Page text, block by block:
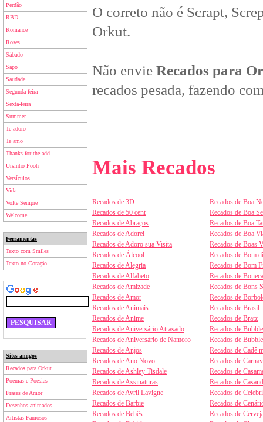
Perdão
RBD
Romance
Roses
Sábado
Sapo
Saudade
Segunda-feira
Sexta-feira
Summer
Te adoro
Te amo
Thanks for the add
Ursinho Pooh
Versículos
Vida
Volte Sempre
Welcome
Ferramentas
Texto com Smiles
Texto no Coração
Sites amigos
Recados para Orkut
Poemas e Poesias
Frases de Amor
Desenhos animados
Artistas Famosos
O correto não é Scrapt,
Orkut.
Não envie Recados para
recados pesada, fazendo
Mais Recados
Recados de 3D
Recados de 50 cent
Recados de Abraços
Recados de Adorei
Recados de Adoro sua Visita
Recados de Álcool
Recados de Alegria
Recados de Alfabeto
Recados de Amizade
Recados de Amor
Recados de Animais
Recados de Anime
Recados de Aniversário Atrasado
Recados de Aniversário de Namoro
Recados de Anjos
Recados de Ano Novo
Recados de Ashley Tisdale
Recados de Assinaturas
Recados de Avril Lavigne
Recados de Barbie
Recados de Bebês
Recados de Boa
Recados de Boa
Recados de Boa
Recados de Boa
Recados de Boas
Recados de Bom
Recados de Bom
Recados de
Recados de Bons
Recados de
Recados de Brasil
Recados de Bratz
Recados de
Recados de
Recados de Cadê
Recados de
Recados de
Recados de
Recados de
Recados de
Recados de